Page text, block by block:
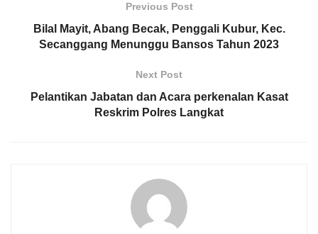
Previous Post
Bilal Mayit, Abang Becak, Penggali Kubur, Kec.
Secanggang Menunggu Bansos Tahun 2023
Next Post
Pelantikan Jabatan dan Acara perkenalan Kasat
Reskrim Polres Langkat